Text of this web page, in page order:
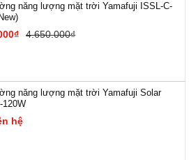
năng lượng mặt trời Yamafuji ISSL-C-
4.650.000₫
năng lượng mặt trời Yamafuji Solar
120W
hệ